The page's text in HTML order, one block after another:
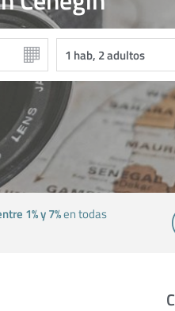
1% y 7%en todas